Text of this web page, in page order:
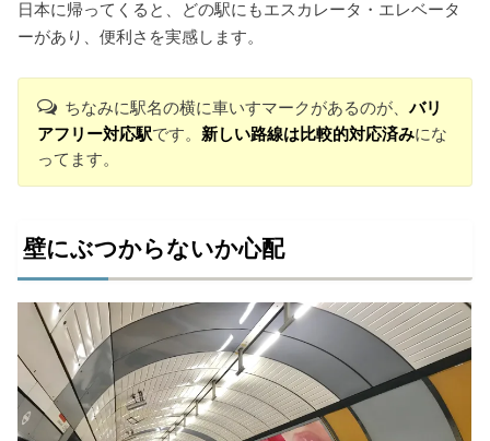
日本に帰ってくると、どの駅にもエスカレータ・エレベータ
ーがあり、便利さを実感します。
ちなみに駅名の横に車いすマークがあるのが、バリ
アフリー対応駅です。 新しい路線は比較的対応済みにな
ってます。
壁にぶつからないか心配